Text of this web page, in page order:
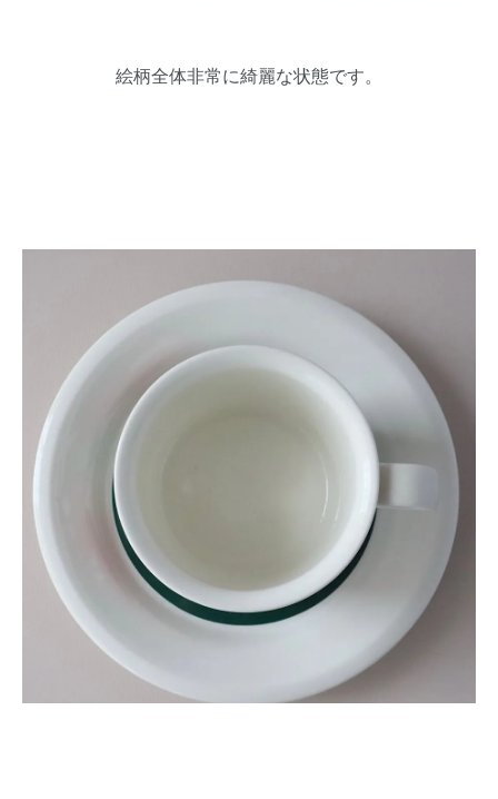
絵柄全体非常に綺麗な状態です。